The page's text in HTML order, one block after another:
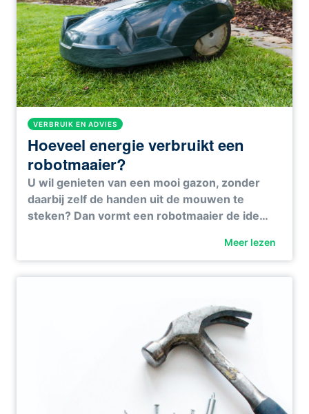
VERBRUIK EN ADVIES
Hoeveel energie verbruikt een
robotmaaier?
U wil genieten van een mooi gazon, zonder
daarbij zelf de handen uit de mouwen te
steken? Dan vormt een robotmaaier de ide…
Meer lezen